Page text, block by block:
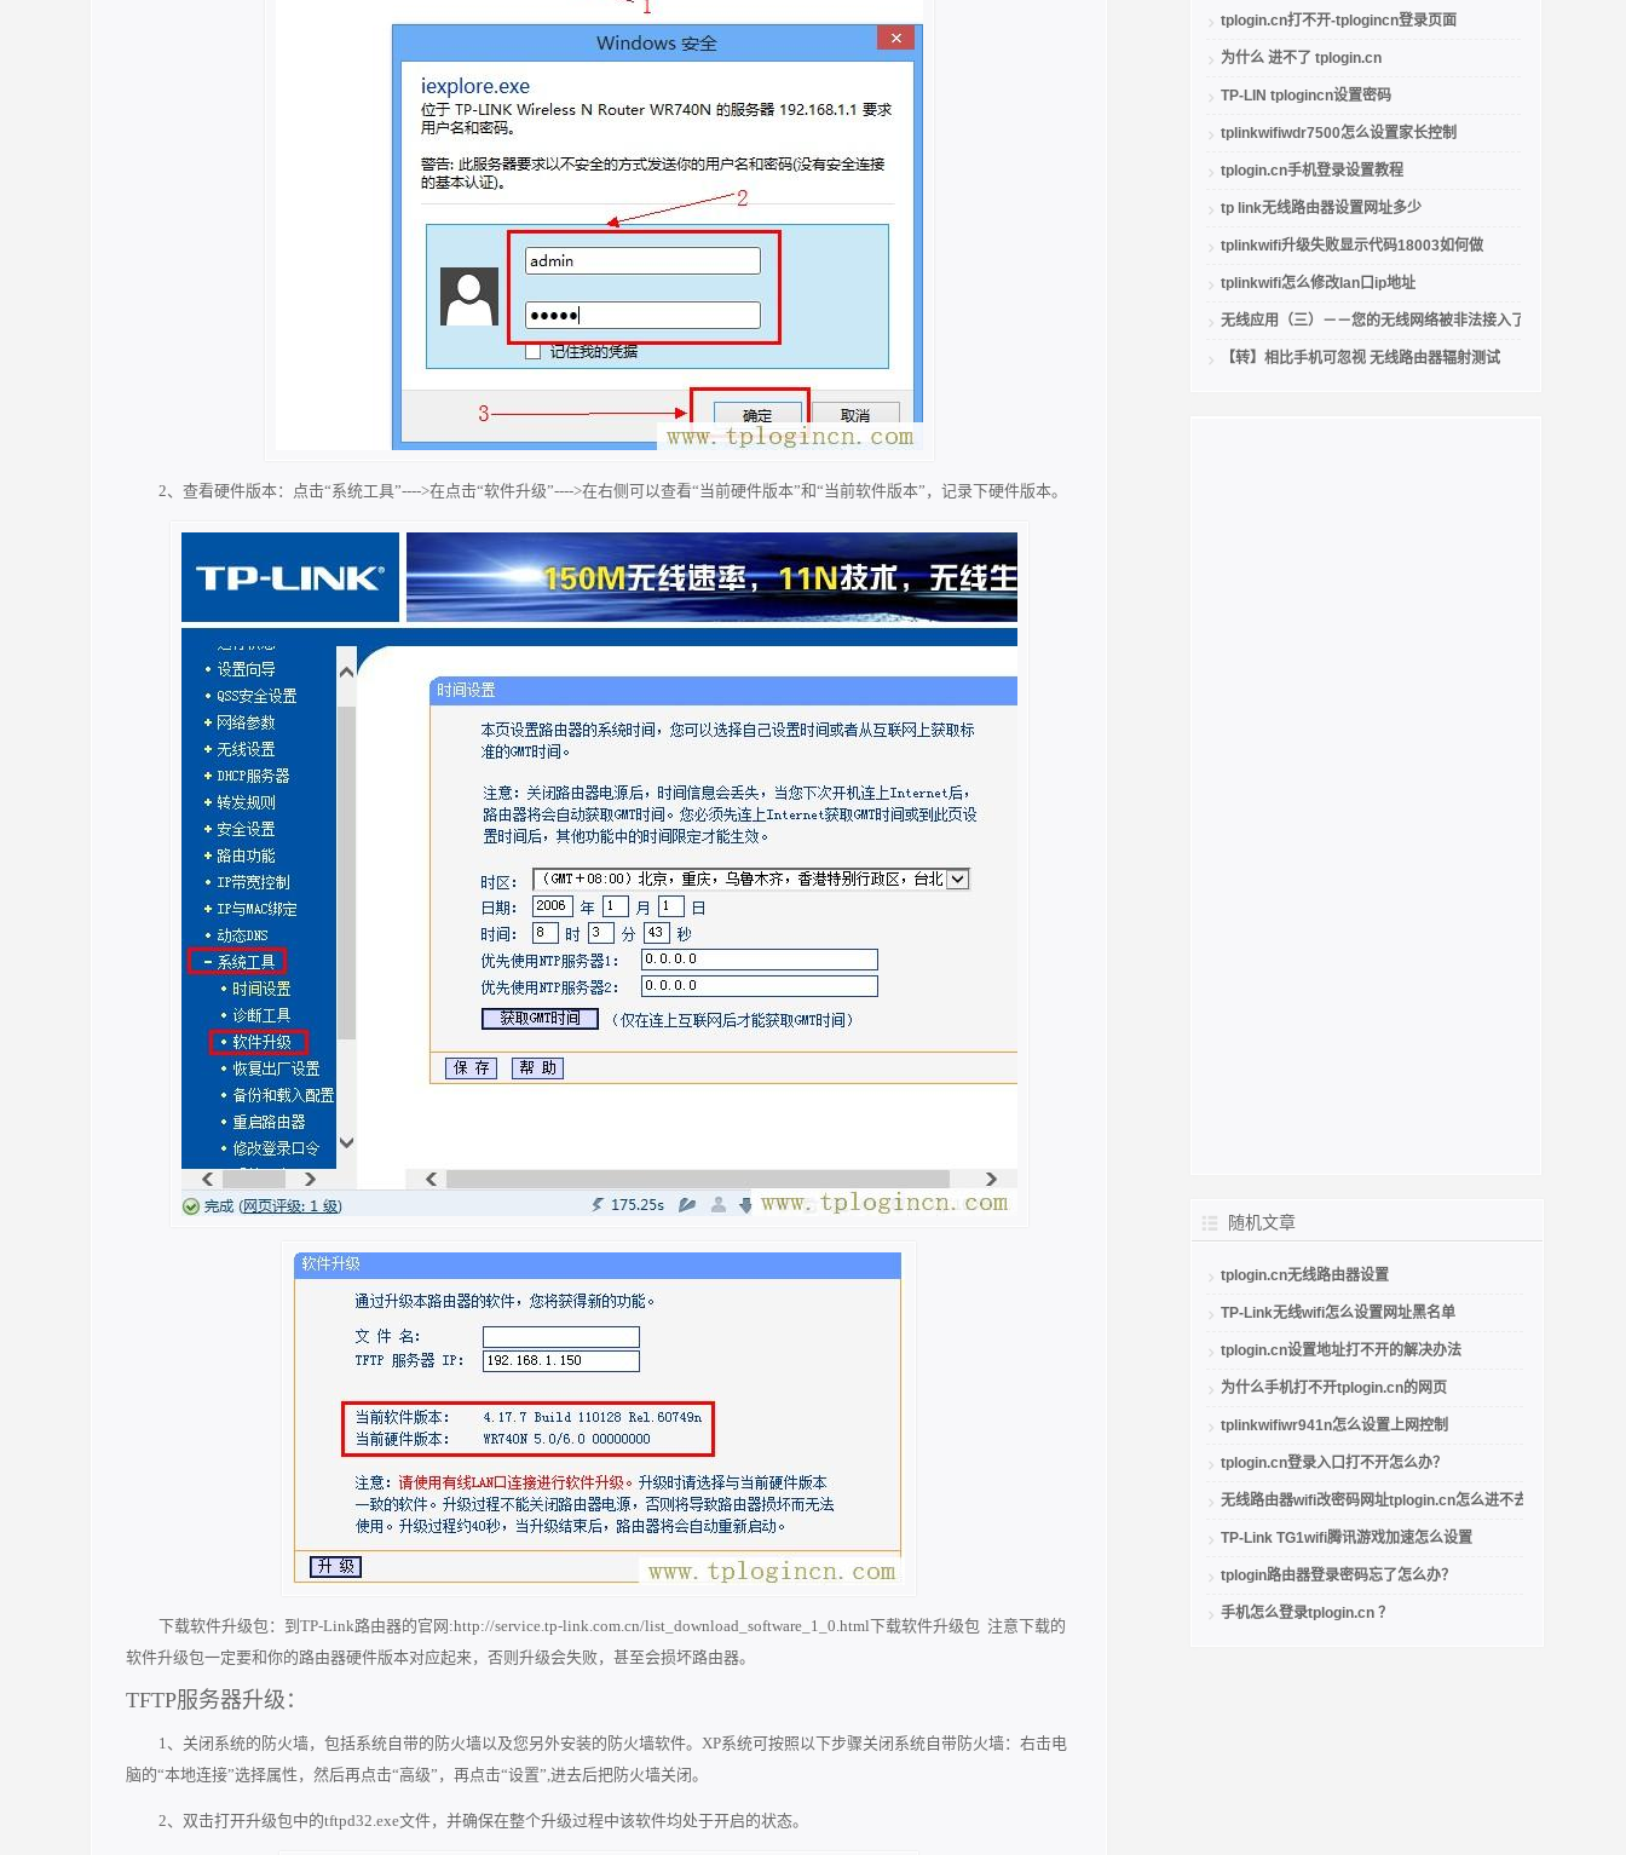
2、查看硬件版本：点击“系统工具”---->在点击“软件升级”---->在右侧可以查看“当前硬件版本”和“当前软件版本”，记录下硬件版本。
下载软件升级包：到TP-Link路由器的官网:http://service.tp-link.com.cn/list_download_software_1_0.html下载软件升级包 注意下载的
软件升级包一定要和你的路由器硬件版本对应起来，否则升级会失败，甚至会损坏路由器。
TFTP服务器升级：
1、关闭系统的防火墙，包括系统自带的防火墙以及您另外安装的防火墙软件。XP系统可按照以下步骤关闭系统自带防火墙：右击电
脑的“本地连接”选择属性，然后再点击“高级”，再点击“设置”,进去后把防火墙关闭。
2、双击打开升级包中的tftpd32.exe文件，并确保在整个升级过程中该软件均处于开启的状态。
tplogin.cn打不开-tplogincn登录页面
为什么 进不了 tplogin.cn
TP-LIN tplogincn设置密码
tplinkwifiwdr7500怎么设置家长控制
tplogin.cn手机登录设置教程
tp link无线路由器设置网址多少
tplinkwifi升级失败显示代码18003如何做
tplinkwifi怎么修改lan口ip地址
无线应用（三）－－您的无线网络被非法接入了吗
【转】相比手机可忽视 无线路由器辐射测试
随机文章
tplogin.cn无线路由器设置
TP-Link无线wifi怎么设置网址黑名单
tplogin.cn设置地址打不开的解决办法
为什么手机打不开tplogin.cn的网页
tplinkwifiwr941n怎么设置上网控制
tplogin.cn登录入口打不开怎么办？
无线路由器wifi改密码网址tplogin.cn怎么进不去了
TP-Link TG1wifi腾讯游戏加速怎么设置
tplogin路由器登录密码忘了怎么办？
手机怎么登录tplogin.cn ？